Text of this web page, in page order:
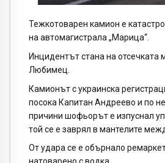
Тежкотоварен камион е
на автомагистрала „Марица“.
Инцидентът стана на
Любимец.
Камионът с украинска
посока Капитан Андреево и по
причини шофьорът е изпуснал
той се е заврял в мантелите
От удара се е обърнало